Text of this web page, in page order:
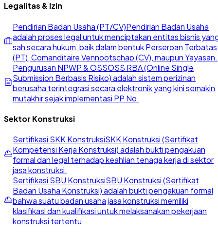
Legalitas & Izin
Pendirian Badan Usaha (PT/CV)Pendirian Badan Usaha
adalah proses legal untuk menciptakan entitas bisnis
sah secara hukum, baik dalam bentuk Perseroan Terbatas
(PT), Comanditaire Vennootschap (CV), maupun Yayasan.
Pengurusan NPWP & OSSOSS RBA (Online Single
Submission Berbasis Risiko) adalah sistem perizinan
berusaha terintegrasi secara elektronik yang kini semakin
mutakhir sejak implementasi PP No.
Sektor Konstruksi
Sertifikasi SKK KonstruksiSKK Konstruksi (Sertifikat
Kompetensi Kerja Konstruksi) adalah bukti pengakuan
formal dan legal terhadap keahlian tenaga kerja di sektor
jasa konstruksi.
Sertifikasi SBU KonstruksiSBU Konstruksi (Sertifikat
Badan Usaha Konstruksi) adalah bukti pengakuan formal
bahwa suatu badan usaha jasa konstruksi memiliki
klasifikasi dan kualifikasi untuk melaksanakan pekerjaan
konstruksi tertentu.